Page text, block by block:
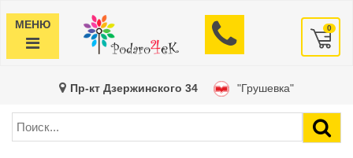
МЕНЮ 0
Пр-кт Дзержинского 34 "Грушевка"